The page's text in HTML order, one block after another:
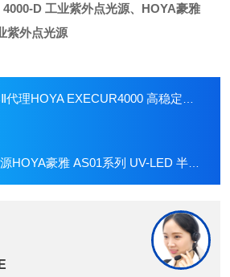
D 工业紫外点光源、 HOYA豪雅
紫外点光源
理HOYA EXECUR4000 高稳定紫外线照射器
豪雅 AS01系列 UV-LED 半导体封装光源